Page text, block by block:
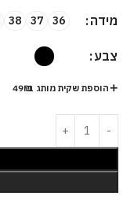
מידה 36
37
38
צבע
הוספת שקית מותג ב-49₪